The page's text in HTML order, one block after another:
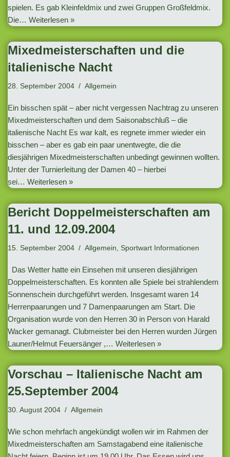
spielen. Es gab Kleinfeldmix und zwei Gruppen Großfeldmix.
Die… Weiterlesen »
Mixedmeisterschaften und die
italienische Nacht
28. September 2004 Allgemein
Ein bisschen spät – aber nicht vergessen Nachtrag zu unseren
Mixedmeisterschaften und dem Saisonabschluß – die
italienische Nacht Es war kalt, es regnete immer wieder ein
bisschen – aber es gab ein paar unentwegte, die die
diesjährigen Mixedmeisterschaften unbedingt gewinnen wollten.
Unter der Turnierleitung der Damen 40 – hierbei
sei… Weiterlesen »
Bericht Doppelmeisterschaften am
11. und 12.09.2004
15. September 2004 Allgemein, Sportwart Informationen
Das Wetter hatte ein Einsehen mit unseren diesjährigen
Doppelmeisterschaften. Es konnten alle Spiele bei strahlendem
Sonnenschein durchgeführt werden. Insgesamt waren 14
Herrenpaarungen und 7 Damenpaarungen am Start. Die
Organisation wurde von den Herren 30 in Person von Harald
Wacker gemanagt. Clubmeister bei den Herren wurden Jürgen
Launer/Helmut Feuersänger ,… Weiterlesen »
Vorschau – Italienische Nacht am
25.September 2004
30. August 2004 Allgemein
Wie schon mehrfach angekündigt wollen wir im Rahmen der
Mixedmeisterschaften am Samstagabend eine italienische